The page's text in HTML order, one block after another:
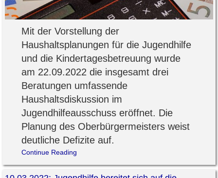
Mit der Vorstellung der
Haushaltsplanungen für die Jugendhilfe
und die Kindertagesbetreuung wurde
am 22.09.2022 die insgesamt drei
Beratungen umfassende
Haushaltsdiskussion im
Jugendhilfeausschuss eröffnet. Die
Planung des Oberbürgermeisters weist
deutliche Defizite auf.
Continue Reading